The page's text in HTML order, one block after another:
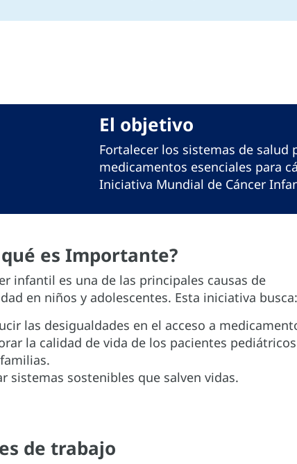
El objetivo
Fortalecer los sistemas de salud
medicamentos esenciales para
Iniciativa Mundial de Cáncer
es Importante?
infantil es una de las principales causas de
en niños y adolescentes. Esta iniciativa busca:
las desigualdades en el acceso a
la calidad de vida de los pacientes
sistemas sostenibles que salven vidas.
de trabajo